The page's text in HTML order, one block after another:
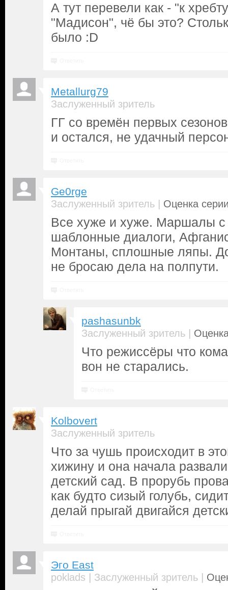
А тут перевели как - "к
"Мадисон", чё бы это?
было :D
Metallurg79
Заслуженный зритель
ГГ со времён первых
и остался, не удачный
Ge0rge
Заслуженный зритель | Оценка
Все хуже и хуже. Маршалы с
шаблонные диалоги,
Монтаны, сплошные ляпы.
не бросаю дела на полпути.
pashasunbk
Заслуженный зритель |
Что режиссёры что
вон не старались.
Kolbovert
Заслуженный зритель
Что за чушь происходит в
хижину и она начала
детский сад. В прорубь
как будто сизый голубь,
делай прыгай двигайся
Эго East
poklads | Заслуженный зритель |